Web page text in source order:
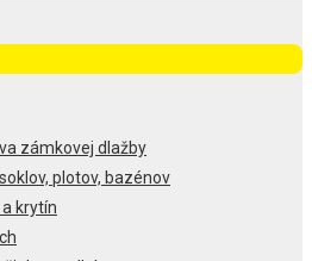
zámkovej dlažby
plotov, bazénov
krytín